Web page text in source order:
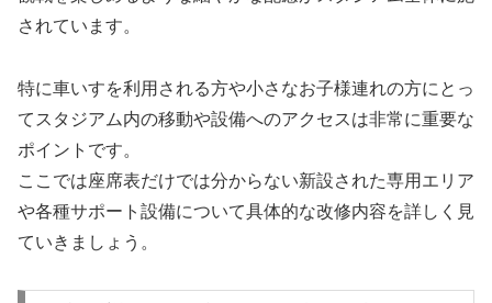
されています。
特に車いすを利用される方や小さなお子様連れの方にとっ
てスタジアム内の移動や設備へのアクセスは非常に重要な
ポイントです。
ここでは座席表だけでは分からない新設された専用エリア
や各種サポート設備について具体的な改修内容を詳しく見
ていきましょう。